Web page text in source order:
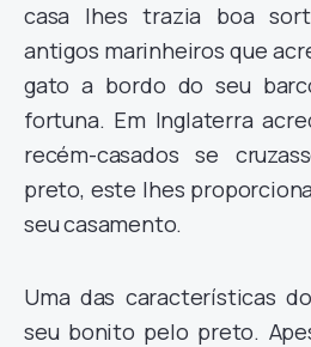
casa lhes trazia boa
antigos marinheiros que
gato a bordo do seu
fortuna. Em Inglaterra
recém-casados se
preto, este lhes
seu casamento.
Uma das características
seu bonito pelo preto.